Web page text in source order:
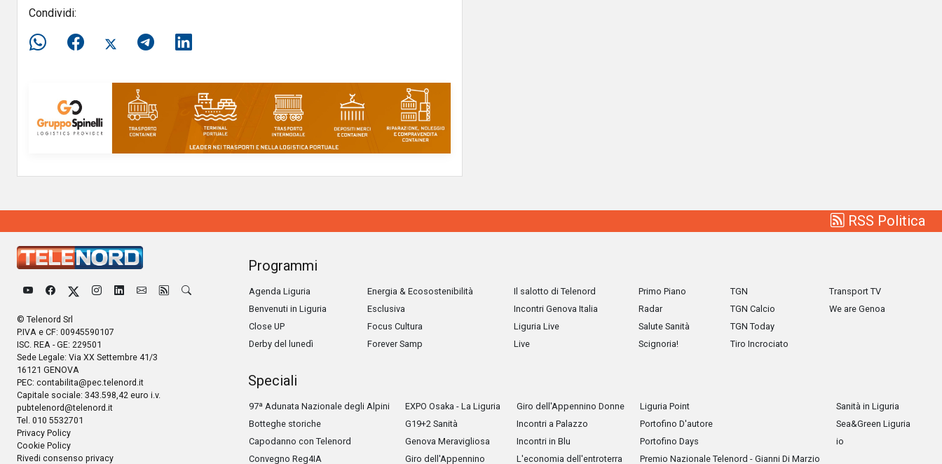
Condividi:
RSS Politica
© Telenord Srl
P.IVA e CF: 00945590107
ISC. REA - GE: 229501
Sede Legale: Via XX Settembre 41/3
16121 GENOVA
PEC: contabilita@pec.telenord.it
Capitale sociale: 343.598,42 euro i.v.
pubtelenord@telenord.it
Tel. 010 5532701
Privacy Policy
Cookie Policy
Rivedi consenso privacy
Programmi
Agenda Liguria
Benvenuti in Liguria
Close UP
Derby del lunedì
Energia & Ecosostenibilità
Esclusiva
Focus Cultura
Forever Samp
Il salotto di Telenord
Incontri Genova Italia
Liguria Live
Live
Primo Piano
Radar
Salute Sanità
Scignoria!
TGN
TGN Calcio
TGN Today
Tiro Incrociato
Transport TV
We are Genoa
Speciali
97ª Adunata Nazionale degli Alpini
Botteghe storiche
Capodanno con Telenord
Convegno Reg4IA
EXPO Osaka - La Liguria
G19+2 Sanità
Genova Meravigliosa
Giro dell'Appennino
Giro dell'Appennino Donne
Incontri a Palazzo
Incontri in Blu
L'economia dell'entroterra
Liguria Point
Portofino D'autore
Portofino Days
Premio Nazionale Telenord - Gianni Di Marzio
Sanità in Liguria
Sea&Green Liguria
io